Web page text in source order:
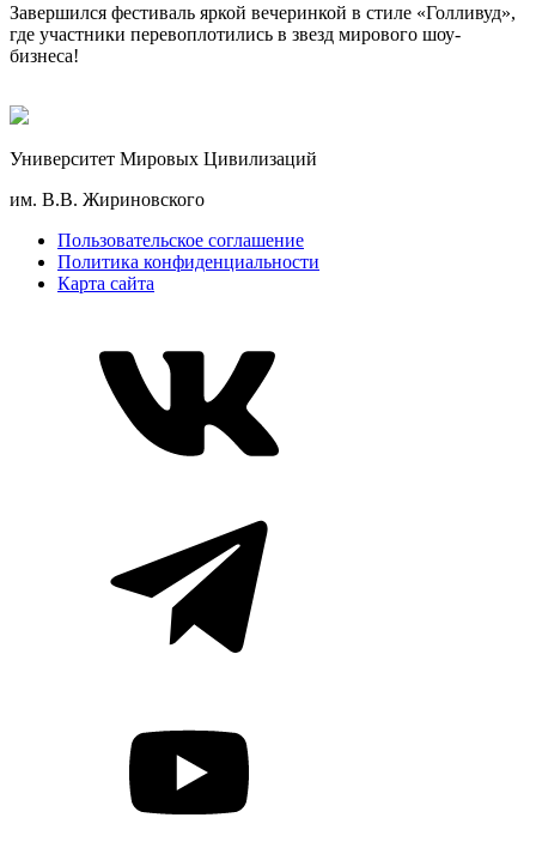
Завершился фестиваль яркой вечеринкой в стиле «Голливуд»,
где участники перевоплотились в звезд мирового шоу-
бизнеса!
Университет Мировых Цивилизаций
им. В.В. Жириновского
Пользовательское соглашение
Политика конфиденциальности
Карта сайта